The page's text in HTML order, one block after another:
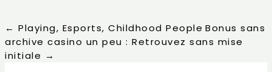
← Playing, Esports, Childhood People Bonus sans
archive casino un peu : Retrouvez sans mise
initiale →